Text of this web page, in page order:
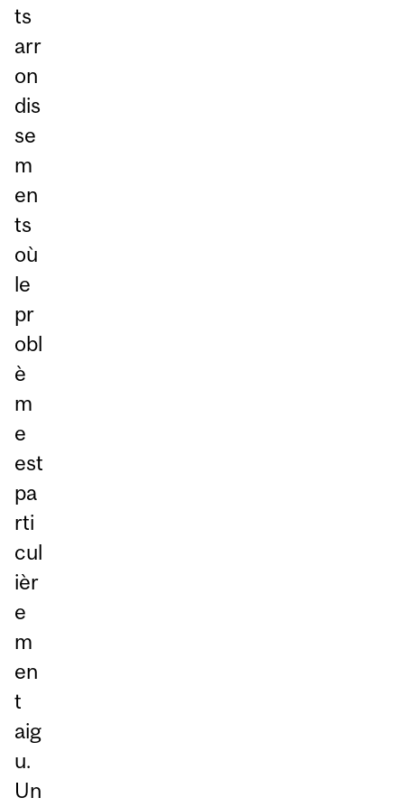
ts
arr
on
dis
se
m
en
ts
où
le
pr
obl
è
m
e
est
pa
rti
cul
ièr
e
m
en
t
aig
u.
Un